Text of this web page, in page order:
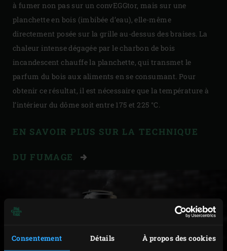
Consentement Détails À propos des cookies
à fumer non pas sur un convEGGtor, mais sur une
planchette en bois (imbibée d’eau), elle-même
directement posée sur la grille au-dessus des braises. La
chaleur intense dégagée par le charbon de bois
incandescent chauffe la planchette, qui transmet le
parfum du bois aux aliments en se consumant. Pour
obtenir ce résultat, il est nécessaire que la température à
l’intérieur du dôme soit entre 175 et 225 °C.
EN SAVOIR PLUS SUR LA TECHNIQUE
DU FUMAGE